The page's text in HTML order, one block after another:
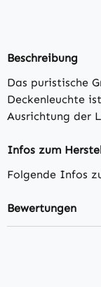
Beschreibung
Das puristische
Deckenleuchte
Ausrichtung der
Infos zum
Folgende Infos
Bewertungen